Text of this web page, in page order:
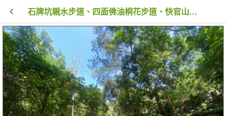
石牌坑親水步道、四面佛油桐花步道、快官山 (彰化)